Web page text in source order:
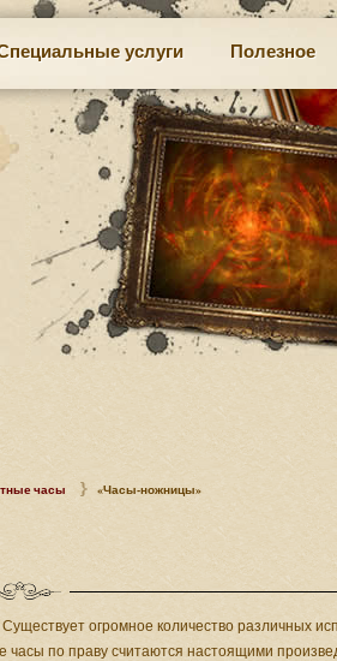
услуги Полезное
часы «Часы-ножницы»
огромное количество различных
по праву считаются настоящими